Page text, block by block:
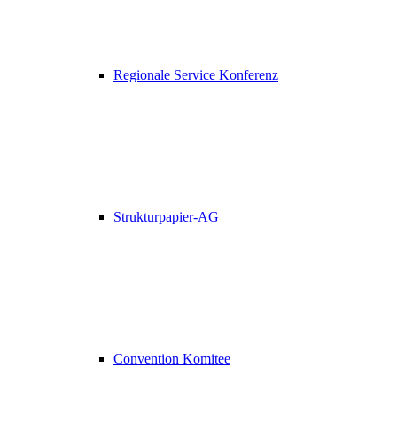
Regionale Service Konferenz
Strukturpapier-AG
Convention Komitee